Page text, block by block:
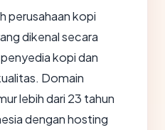
perusahaan kopi
dikenal secara
kopi dan
Domain
lebih dari 23 tahun
dengan hosting